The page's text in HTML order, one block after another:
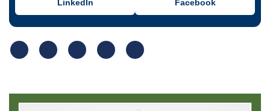
LinkedIn Facebook